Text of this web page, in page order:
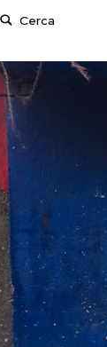
Auto
Storie/Idee
Ok Boomer!
Media
Europa
Altrecose